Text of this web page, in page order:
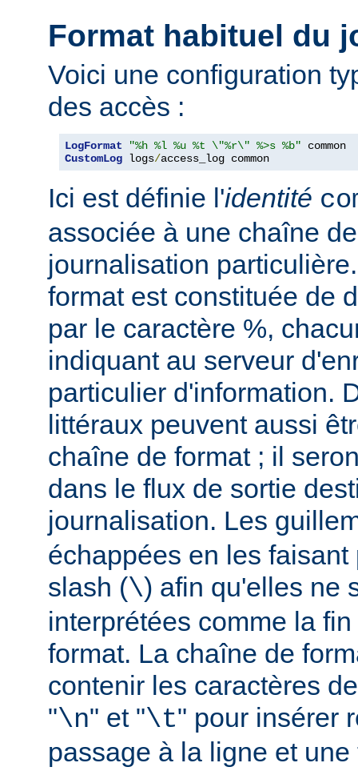
Format habituel du
Voici une configuration
des accès :
LogFormat "%h %l %u %t \"%r\" %>s %b"
CustomLog logs/access_log common
Ici est définie l'identité
associée à une chaîne
journalisation
format est constituée de
par le caractère %,
indiquant au serveur
particulier d'information.
littéraux peuvent aussi
chaîne de format ; il
dans le flux de sortie
journalisation. Les
échappées en les
slash (\) afin qu'elles ne
interprétées comme la
format. La chaîne de
contenir les caractères
"\n" et "\t" pour insérer
passage à la ligne et